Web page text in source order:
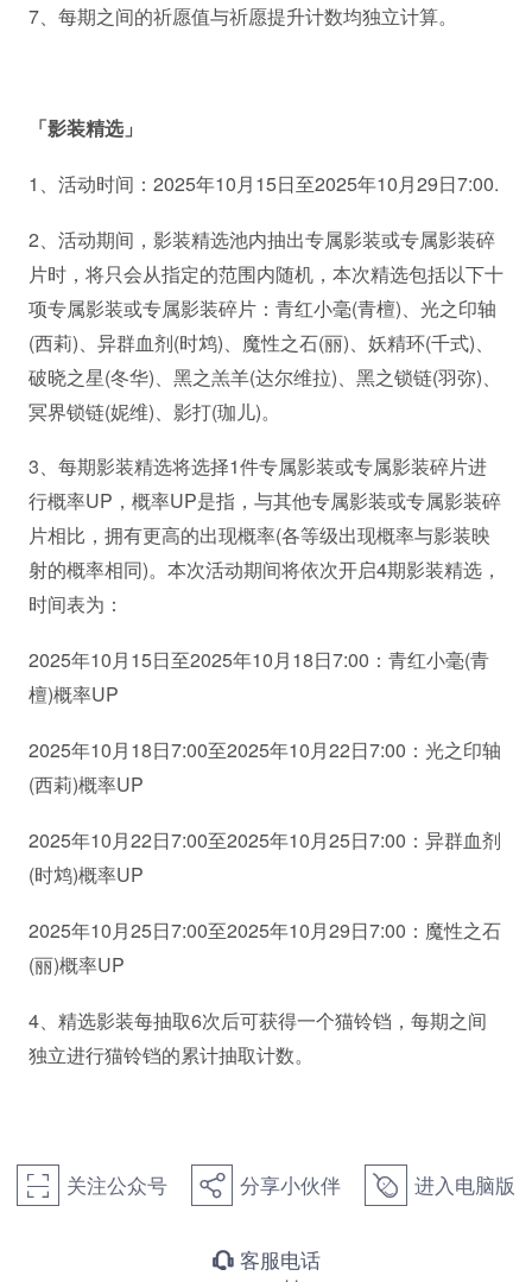
7、每期之间的祈愿值与祈愿提升计数均独立计算。
「影装精选」
1、活动时间：2025年10月15日至2025年10月29日7:00.
2、活动期间，影装精选池内抽出专属影装或专属影装碎
片时，将只会从指定的范围内随机，本次精选包括以下十
项专属影装或专属影装碎片：青红小毫(青檀)、光之印轴
(西莉)、异群血剂(时鸩)、魔性之石(丽)、妖精环(千式)、
破晓之星(冬华)、黑之羔羊(达尔维拉)、黑之锁链(羽弥)、
冥界锁链(妮维)、影打(珈儿)。
3、每期影装精选将选择1件专属影装或专属影装碎片进
行概率UP，概率UP是指，与其他专属影装或专属影装碎
片相比，拥有更高的出现概率(各等级出现概率与影装映
射的概率相同)。本次活动期间将依次开启4期影装精选，
时间表为：
2025年10月15日至2025年10月18日7:00：青红小毫(青
檀)概率UP
2025年10月18日7:00至2025年10月22日7:00：光之印轴
(西莉)概率UP
2025年10月22日7:00至2025年10月25日7:00：异群血剂
(时鸩)概率UP
2025年10月25日7:00至2025年10月29日7:00：魔性之石
(丽)概率UP
4、精选影装每抽取6次后可获得一个猫铃铛，每期之间
独立进行猫铃铛的累计抽取计数。
򰀁 关注公众号 򰀂 分享小伙伴 򰀄 进入电脑版
򰀃 客服电话